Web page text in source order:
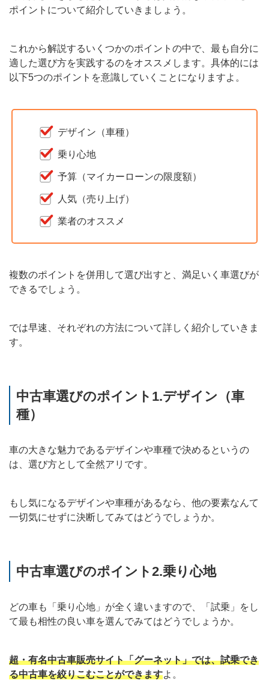
ポイントについて紹介していきましょう。
これから解説するいくつかのポイントの中で、最も自分に
適した選び方を実践するのをオススメします。具体的には
以下5つのポイントを意識していくことになりますよ。
デザイン（車種）
乗り心地
予算（マイカーローンの限度額）
人気（売り上げ）
業者のオススメ
複数のポイントを併用して選び出すと、満足いく車選びが
できるでしょう。
では早速、それぞれの方法について詳しく紹介していきま
す。
中古車選びのポイント1.デザイン（車
種）
車の大きな魅力であるデザインや車種で決めるというの
は、選び方として全然アリです。
もし気になるデザインや車種があるなら、他の要素なんて
一切気にせずに決断してみてはどうでしょうか。
中古車選びのポイント2.乗り心地
どの車も「乗り心地」が全く違いますので、「試乗」をし
て最も相性の良い車を選んでみてはどうでしょうか。
超・有名中古車販売サイト「グーネット」では、試乗でき
る中古車を絞りこむことができますよ。